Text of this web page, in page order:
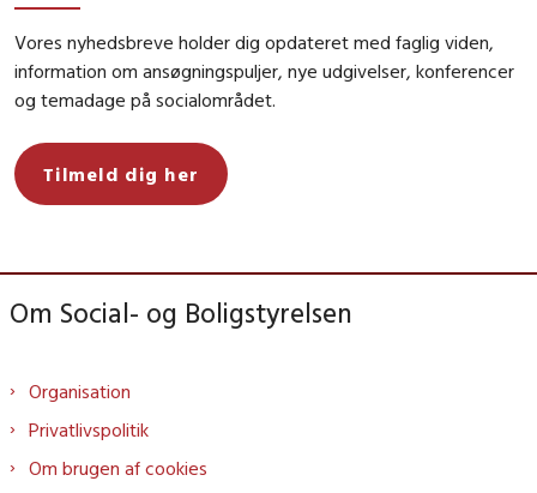
Vores nyhedsbreve holder dig opdateret med faglig viden,
information om ansøgningspuljer, nye udgivelser, konferencer
og temadage på socialområdet.
Tilmeld dig her
Om Social- og Boligstyrelsen
Organisation
Privatlivspolitik
Om brugen af cookies